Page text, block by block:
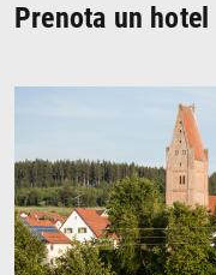
Prenota un hotel